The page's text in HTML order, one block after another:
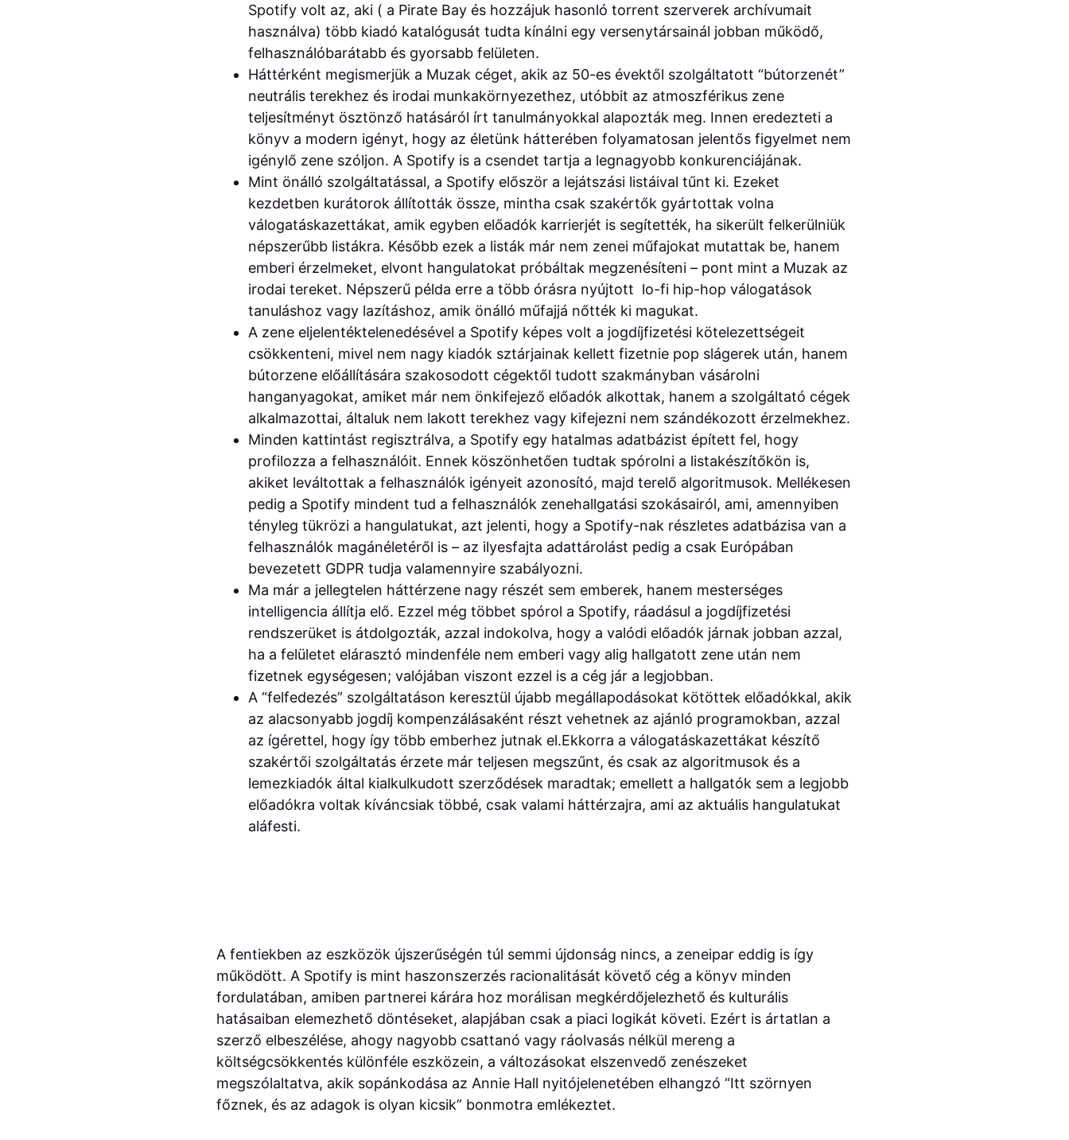
Spotify volt az, aki ( a Pirate Bay és hozzájuk hasonló torrent szerverek archívumait
használva) több kiadó katalógusát tudta kínálni egy versenytársainál jobban működő,
felhasználóbarátabb és gyorsabb felületen.
Háttérként megismerjük a Muzak céget, akik az 50-es évektől szolgáltatott “bútorzenét”
neutrális terekhez és irodai munkakörnyezethez, utóbbit az atmoszférikus zene
teljesítményt ösztönző hatásáról írt tanulmányokkal alapozták meg. Innen eredezteti a
könyv a modern igényt, hogy az életünk hátterében folyamatosan jelentős figyelmet nem
igénylő zene szóljon. A Spotify is a csendet tartja a legnagyobb konkurenciájának.
Mint önálló szolgáltatással, a Spotify először a lejátszási listáival tűnt ki. Ezeket
kezdetben kurátorok állították össze, mintha csak szakértők gyártottak volna
válogatáskazettákat, amik egyben előadók karrierjét is segítették, ha sikerült felkerülniük
népszerűbb listákra. Később ezek a listák már nem zenei műfajokat mutattak be, hanem
emberi érzelmeket, elvont hangulatokat próbáltak megzenésíteni – pont mint a Muzak az
irodai tereket. Népszerű példa erre a több órásra nyújtott lo-fi hip-hop válogatások
tanuláshoz vagy lazításhoz, amik önálló műfajjá nőtték ki magukat.
A zene eljelentéktelenedésével a Spotify képes volt a jogdíjfizetési kötelezettségeit
csökkenteni, mivel nem nagy kiadók sztárjainak kellett fizetnie pop slágerek után, hanem
bútorzene előállítására szakosodott cégektől tudott szakmányban vásárolni
hanganyagokat, amiket már nem önkifejező előadók alkottak, hanem a szolgáltató cégek
alkalmazottai, általuk nem lakott terekhez vagy kifejezni nem szándékozott érzelmekhez.
Minden kattintást regisztrálva, a Spotify egy hatalmas adatbázist épített fel, hogy
profilozza a felhasználóit. Ennek köszönhetően tudtak spórolni a listakészítőkön is,
akiket leváltottak a felhasználók igényeit azonosító, majd terelő algoritmusok. Mellékesen
pedig a Spotify mindent tud a felhasználók zenehallgatási szokásairól, ami, amennyiben
tényleg tükrözi a hangulatukat, azt jelenti, hogy a Spotify-nak részletes adatbázisa van a
felhasználók magánéletéről is – az ilyesfajta adattárolást pedig a csak Európában
bevezetett GDPR tudja valamennyire szabályozni.
Ma már a jellegtelen háttérzene nagy részét sem emberek, hanem mesterséges
intelligencia állítja elő. Ezzel még többet spórol a Spotify, ráadásul a jogdíjfizetési
rendszerüket is átdolgozták, azzal indokolva, hogy a valódi előadók járnak jobban azzal,
ha a felületet elárasztó mindenféle nem emberi vagy alig hallgatott zene után nem
fizetnek egységesen; valójában viszont ezzel is a cég jár a legjobban.
A “felfedezés” szolgáltatáson keresztül újabb megállapodásokat kötöttek előadókkal, akik
az alacsonyabb jogdíj kompenzálásaként részt vehetnek az ajánló programokban, azzal
az ígérettel, hogy így több emberhez jutnak el.Ekkorra a válogatáskazettákat készítő
szakértői szolgáltatás érzete már teljesen megszűnt, és csak az algoritmusok és a
lemezkiadók által kialkulkudott szerződések maradtak; emellett a hallgatók sem a legjobb
előadókra voltak kíváncsiak többé, csak valami háttérzajra, ami az aktuális hangulatukat
aláfesti.
A fentiekben az eszközök újszerűségén túl semmi újdonság nincs, a zeneipar eddig is így
működött. A Spotify is mint haszonszerzés racionalitását követő cég a könyv minden
fordulatában, amiben partnerei kárára hoz morálisan megkérdőjelezhető és kulturális
hatásaiban elemezhető döntéseket, alapjában csak a piaci logikát követi. Ezért is ártatlan a
szerző elbeszélése, ahogy nagyobb csattanó vagy ráolvasás nélkül mereng a
költségcsökkentés különféle eszközein, a változásokat elszenvedő zenészeket
megszólaltatva, akik sopánkodása az Annie Hall nyitójelenetében elhangzó “Itt szörnyen
főznek, és az adagok is olyan kicsik” bonmotra emlékeztet.